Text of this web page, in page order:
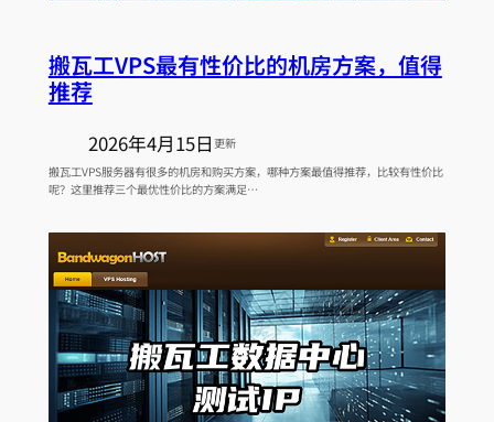
搬瓦工VPS最有性价比的机房方案，值得
推荐
2026年4月15日 更新
搬瓦工VPS服务器有很多的机房和购买方案，哪种方案最值得推荐，比较有性价比
呢？这里推荐三个最优性价比的方案满足…